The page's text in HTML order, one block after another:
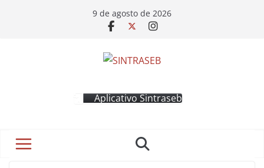
9 de agosto de 2026
Aplicativo Sintraseb